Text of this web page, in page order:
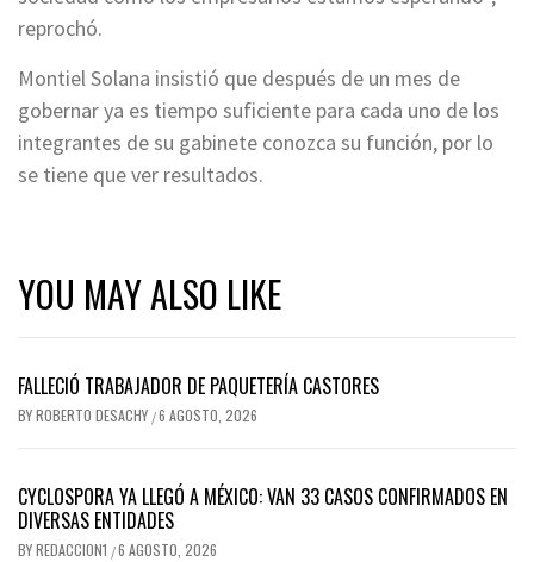
reprochó.
Montiel Solana insistió que después de un mes de
gobernar ya es tiempo suficiente para cada uno de los
integrantes de su gabinete conozca su función, por lo
se tiene que ver resultados.
YOU MAY ALSO LIKE
FALLECIÓ TRABAJADOR DE PAQUETERÍA CASTORES
BYROBERTO DESACHY /6 AGOSTO, 2026
CYCLOSPORA YA LLEGÓ A MÉXICO: VAN 33 CASOS CONFIRMADOS EN
DIVERSAS ENTIDADES
BYREDACCION1 /6 AGOSTO, 2026